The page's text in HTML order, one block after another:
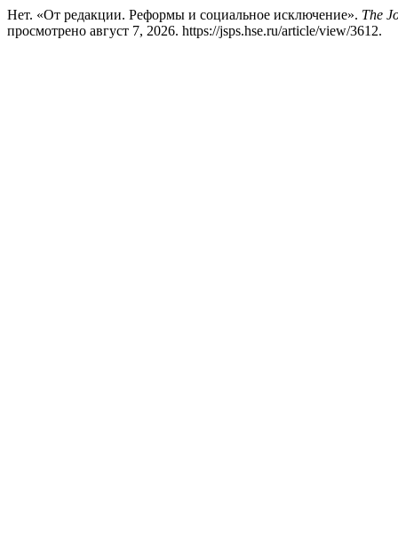
Нет. «От редакции. Реформы и социальное исключение». The
просмотрено август 7, 2026. https://jsps.hse.ru/article/view/3612.